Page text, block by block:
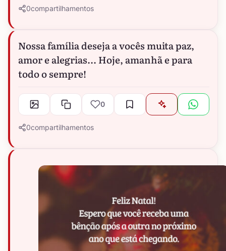
0compartilhamentos
Nossa família deseja a vocês muita paz,
amor e alegrias... Hoje, amanhã e para
todo o sempre!
0
0compartilhamentos